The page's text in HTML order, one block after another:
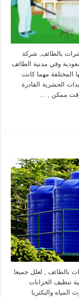
بالطائف, شركة
وفي مدنية الطائف
مهما كانت
الحشرية القادرة
ممكن , …
بالطائف , لعلل جميعا
تنظيف الخزانات
والبكتريا